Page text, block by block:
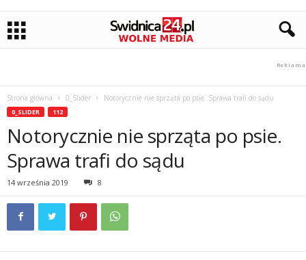
Strona główna 0_Slider Notorycznie nie sprząta po psie. Sprawa trafi do sądu
0_SLIDER 112
Notorycznie nie sprząta po psie.
Sprawa trafi do sądu
14 września 2019 8